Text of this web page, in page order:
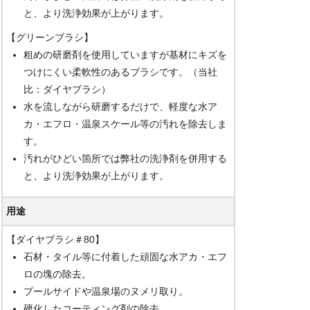
と、より洗浄効果が上がります。
【グリーンブラシ】
粗めの研磨剤を使用していますが基材にキズを
つけにくい柔軟性のあるブラシです。（当社
比：ダイヤブラシ）
水を流しながら研磨するだけで、軽度な水ア
カ・エフロ・温泉スケール等の汚れを除去しま
す。
汚れがひどい箇所では弊社の洗浄剤を併用する
と、より洗浄効果が上がります。
用途
【ダイヤブラシ＃80】
石材・タイル等に付着した頑固な水アカ・エフ
ロの塊の除去。
プールサイドや温泉場のヌメリ取り。